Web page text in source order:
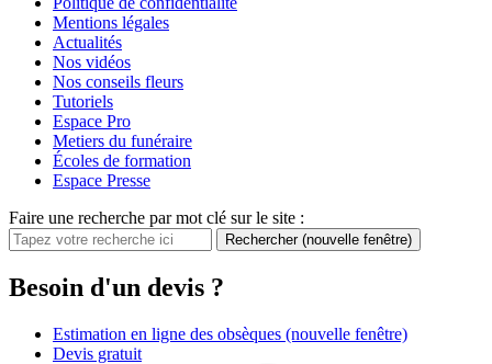
Mentions légales
Actualités
Nos vidéos
Nos conseils fleurs
Tutoriels
Espace Pro
Metiers du funéraire
Écoles de formation
Espace Presse
Faire une recherche par mot clé sur le site :
Rechercher (nouvelle fenêtre)
Besoin d'un devis ?
Estimation en ligne des obsèques (nouvelle fenêtre)
Devis gratuit